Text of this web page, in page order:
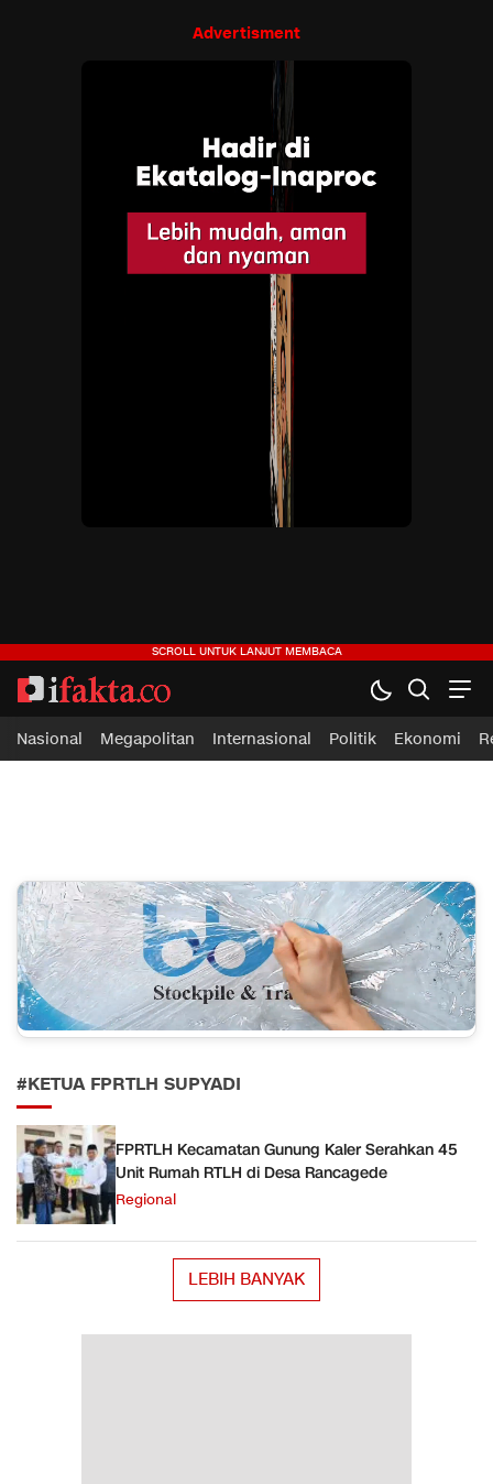
Advertisment
ifakta.co
#pastibenar
Nasional Megapolitan Internasional Politik Ekonomi
#KETUA FPRTLH SUPYADI
FPRTLH Kecamatan Gunung Kaler Serahkan 45
Unit Rumah RTLH di Desa Rancagede
Regional
LEBIH BANYAK